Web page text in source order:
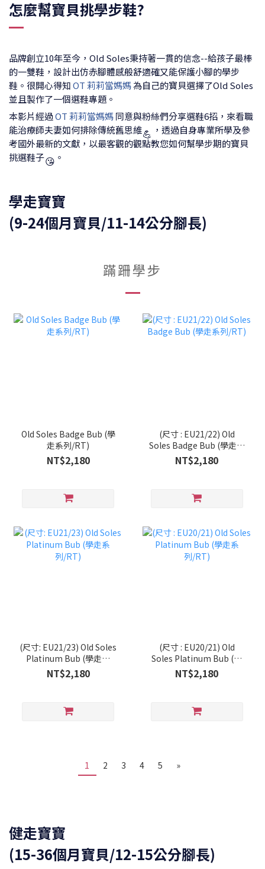
怎麼幫寶貝挑學步鞋?
品牌創立10年至今，Old Soles秉持著一貫的信念--給孩子最棒
的一雙鞋，設計出仿赤腳體感般舒適確又能保護小腳的學步
鞋。很開心得知OT 莉莉當媽媽為自己的寶貝選擇了Old Soles
並且製作了一個選鞋專題。
本影片經過OT 莉莉當媽媽同意與粉絲們分享選鞋6招，來看職
能治療師夫妻如何排除傳統舊思維💪 ，透過自身專業所學及參
考國外最新的文獻，以最客觀的觀點教您如何幫學步期的寶貝
挑選鞋子😘 。
學走寶寶
(9-24個月寶貝/11-14公分腳長)
蹣跚學步
Old Soles Badge Bub (學
走系列/RT)
NT$2,180
(尺寸 : EU21/22) Old
Soles Badge Bub (學走系
列/RT)
NT$2,180
(尺寸: EU21/23) Old Soles
Platinum Bub (學走系
列/RT)
NT$2,180
(尺寸 : EU20/21) Old
Soles Platinum Bub (學
走系列/RT)
NT$2,180
1 2 3 4 5 »
健走寶寶
(15-36個月寶貝/12-15公分腳長)